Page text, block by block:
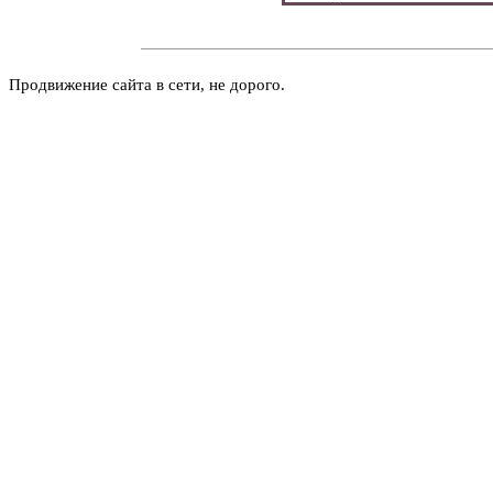
Продвижение сайта в сети, не дорого.